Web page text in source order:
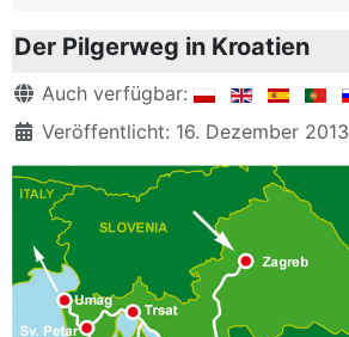
Der Pilgerweg in Kroatien
DetailsAuch verfügbar:
Veröffentlicht: 16. Dezember 2013